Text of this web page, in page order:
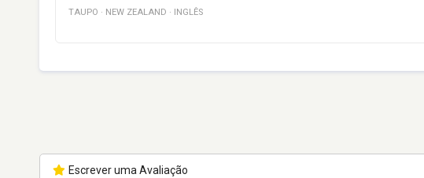
TAUPO · NEW ZEALAND · INGLÊS
Escrever uma Avaliação